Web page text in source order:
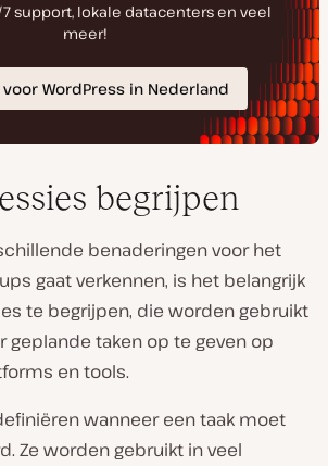
begrijpen
benaderingen voor het
gaat verkennen, is het belangrijk
te begrijpen, die worden gebruikt
geplande taken op te geven op
en tools.
wanneer een taak moet
Ze worden gebruikt in veel